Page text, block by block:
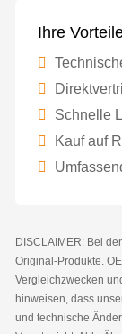
Ihre
Schnelle
Kauf auf
DISCLAIMER: Bei
Original-Produkte.
Vergleichzwecken
hinweisen, dass
und technische